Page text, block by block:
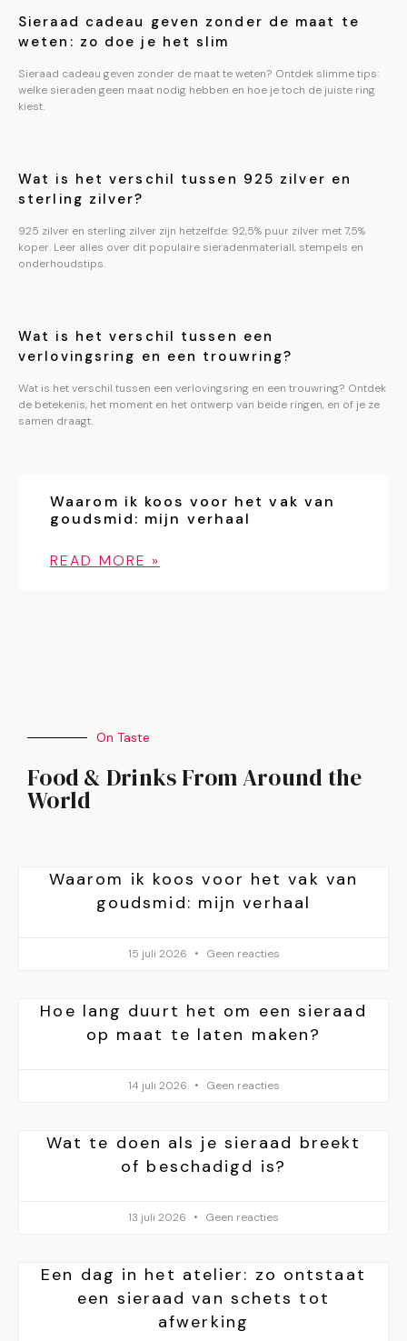
Waarom ik koos voor het vak van
goudsmid: mijn verhaal
READ MORE »
Sieraad cadeau geven zonder de maat te
weten: zo doe je het slim
Sieraad cadeau geven zonder de maat te weten? Ontdek slimme tips:
welke sieraden geen maat nodig hebben en hoe je toch de juiste ring
kiest.
Wat is het verschil tussen 925 zilver en
sterling zilver?
925 zilver en sterling zilver zijn hetzelfde: 92,5% puur zilver met 7,5%
koper. Leer alles over dit populaire sieradenmateriall, stempels en
onderhoudstips.
Wat is het verschil tussen een
verlovingsring en een trouwring?
Wat is het verschil tussen een verlovingsring en een trouwring? Ontdek
de betekenis, het moment en het ontwerp van beide ringen, en of je ze
samen draagt.
On Taste
Food & Drinks From Around the
World
Waarom ik koos voor het vak van
goudsmid: mijn verhaal
15 juli 2026 Geen reacties
Hoe lang duurt het om een sieraad
op maat te laten maken?
14 juli 2026 Geen reacties
Wat te doen als je sieraad breekt
of beschadigd is?
13 juli 2026 Geen reacties
Een dag in het atelier: zo ontstaat
een sieraad van schets tot
afwerking